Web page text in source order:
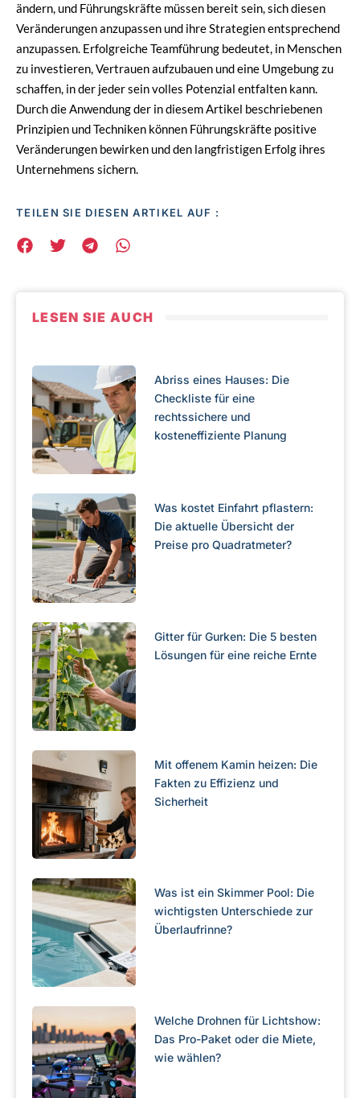
ändern, und Führungskräfte müssen bereit sein, sich diesen
Veränderungen anzupassen und ihre Strategien entsprechend
anzupassen. Erfolgreiche Teamführung bedeutet, in Menschen
zu investieren, Vertrauen aufzubauen und eine Umgebung zu
schaffen, in der jeder sein volles Potenzial entfalten kann.
Durch die Anwendung der in diesem Artikel beschriebenen
Prinzipien und Techniken können Führungskräfte positive
Veränderungen bewirken und den langfristigen Erfolg ihres
Unternehmens sichern.
TEILEN SIE DIESEN ARTIKEL AUF :
LESEN SIE AUCH
Abriss eines Hauses: Die
Checkliste für eine
rechtssichere und
kosteneffiziente Planung
Was kostet Einfahrt pflastern:
Die aktuelle Übersicht der
Preise pro Quadratmeter?
Gitter für Gurken: Die 5 besten
Lösungen für eine reiche Ernte
Mit offenem Kamin heizen: Die
Fakten zu Effizienz und
Sicherheit
Was ist ein Skimmer Pool: Die
wichtigsten Unterschiede zur
Überlaufrinne?
Welche Drohnen für Lichtshow:
Das Pro-Paket oder die Miete,
wie wählen?